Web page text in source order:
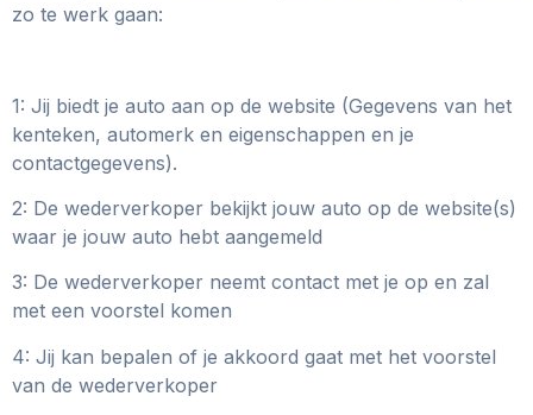
zo te werk gaan:
1: Jij biedt je auto aan op de website (Gegevens van het
kenteken, automerk en eigenschappen en je
contactgegevens).
2: De wederverkoper bekijkt jouw auto op de website(s)
waar je jouw auto hebt aangemeld
3: De wederverkoper neemt contact met je op en zal
met een voorstel komen
4: Jij kan bepalen of je akkoord gaat met het voorstel
van de wederverkoper